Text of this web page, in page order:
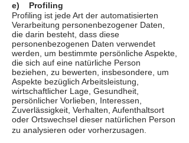
e) Profiling
Profiling ist jede Art der automatisierten
Verarbeitung personenbezogener Daten,
die darin besteht, dass diese
personenbezogenen Daten verwendet
werden, um bestimmte persönliche Aspekte,
die sich auf eine natürliche Person
beziehen, zu bewerten, insbesondere, um
Aspekte bezüglich Arbeitsleistung,
wirtschaftlicher Lage, Gesundheit,
persönlicher Vorlieben, Interessen,
Zuverlässigkeit, Verhalten, Aufenthaltsort
oder Ortswechsel dieser natürlichen Person
zu analysieren oder vorherzusagen.